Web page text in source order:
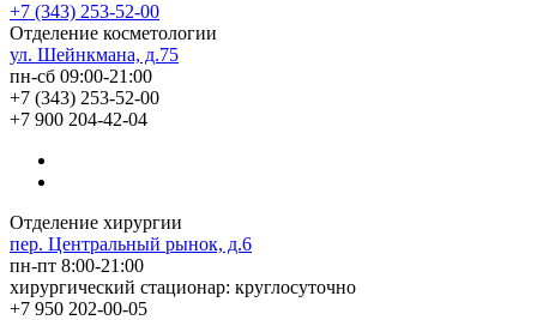
+7 (343) 253-52-00
Отделение косметологии
ул. Шейнкмана, д.75
пн-сб 09:00-21:00
+7 (343) 253-52-00
+7 900 204-42-04
Отделение хирургии
пер. Центральный рынок, д.6
пн-пт 8:00-21:00
хирургический стационар: круглосуточно
+7 950 202-00-05